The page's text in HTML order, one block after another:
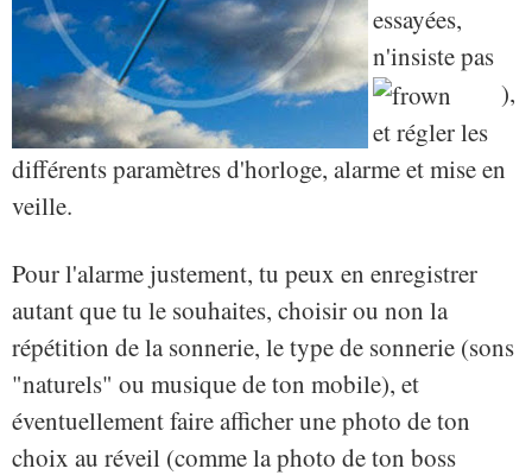
essayées,
n'insiste pas
),
et régler les
différents paramètres d'horloge, alarme et mise en
veille.
Pour l'alarme justement, tu peux en enregistrer
autant que tu le souhaites, choisir ou non la
répétition de la sonnerie, le type de sonnerie (sons
"naturels" ou musique de ton mobile), et
éventuellement faire afficher une photo de ton
choix au réveil (comme la photo de ton boss